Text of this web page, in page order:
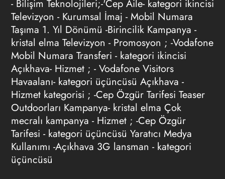
- Bilişim Teknolojileri;-'Cep Aile- kategori ikincisi
Televizyon - Kurumsal İmaj - Mobil Numara
Taşıma 1. Yıl Dönümü -Birincilik Kampanya -
kristal elma Televizyon - Promosyon ; -Vodafone
Mobil Numara Transferi - kategori ikincisi
Açıkhava- Hizmet ; - Vodafone Visitors
Havaalanı- kategori üçüncüsü Açıkhava -
Hizmet kategorisi ; -Cep Özgür Tarifesi Teaser
Outdoorları Kampanya- kristal elma Çok
mecralı kampanya - Hizmet ; -Cep Özgür
Tarifesi - kategori üçüncüsü Yaratıcı Medya
Kullanımı -Açıkhava 3G lansman - kategori
üçüncüsü